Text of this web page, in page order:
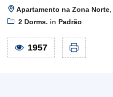
Apartamento na Zona Norte,
2 Dorms. in Padrão
1957